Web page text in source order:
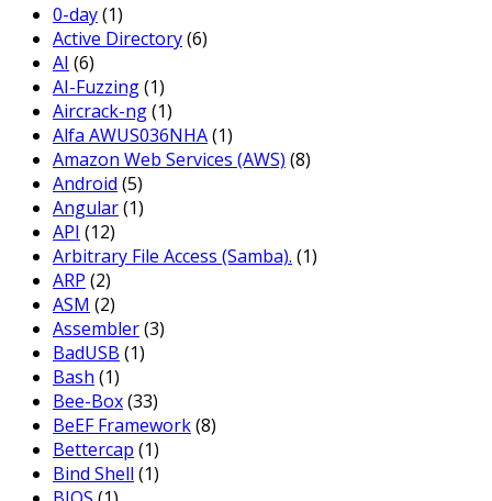
0-day(1)
Active Directory(6)
AI (6)
AI-Fuzzing(1)
Aircrack-ng(1)
Alfa AWUS036NHA(1)
Amazon Web Services (AWS) (8)
Android (5)
Angular(1)
API (12)
Arbitrary File Access (Samba). (1)
ARP (2)
ASM (2)
Assembler(3)
BadUSB (1)
Bash (1)
Bee-Box(33)
BeEF Framework(8)
Bettercap (1)
Bind Shell (1)